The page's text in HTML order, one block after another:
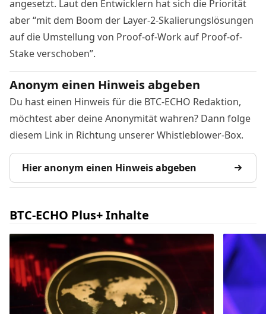
angesetzt. Laut den Entwicklern hat sich die Priorität
aber “mit dem Boom der Layer-2-Skalierungslösungen
auf die Umstellung von Proof-of-Work auf Proof-of-
Stake verschoben”.
Anonym einen Hinweis abgeben
Du hast einen Hinweis für die BTC-ECHO Redaktion,
möchtest aber deine Anonymität wahren? Dann folge
diesem Link in Richtung unserer Whistleblower-Box.
Hier anonym einen Hinweis abgeben
BTC-ECHO Plus+ Inhalte